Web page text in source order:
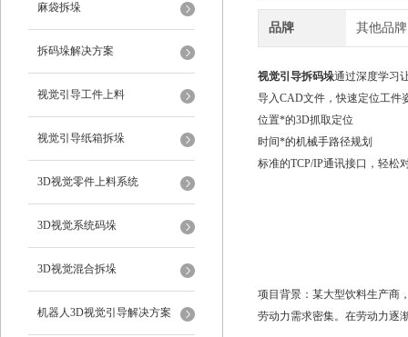
麻袋拆垛
拆码垛解决方案
视觉引导工件上料
视觉引导纸箱拆垛
3D视觉零件上料系统
3D视觉系统码垛
3D视觉混合拆垛
机器人3D视觉引导解决方案
品牌 其他品牌
视觉引导拆码垛通过深度学习
导入CAD文件，快速定位工件
位置*的3D抓取定位
时间*的机械手路径规划
标准的TCP/IP通讯接口，轻松
项目背景：某大型饮料生产商
劳动力需求密集。在劳动力逐